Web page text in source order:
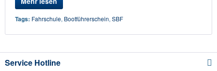
Tags: Fahrschule, Bootführerschein, SBF
Service Hotline